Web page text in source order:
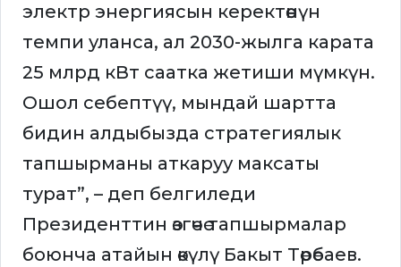
электр энергиясын керектөөнүн
темпи уланса, ал 2030-жылга карата
25 млрд кВт саатка жетиши мүмкүн.
Ошол себептүү, мындай шартта
бидин алдыбызда стратегиялык
тапшырманы аткаруу максаты
турат”, – деп белгиледи
Президенттин өзгөчө тапшырмалар
боюнча атайын өкүлү Бакыт Төрөбаев.